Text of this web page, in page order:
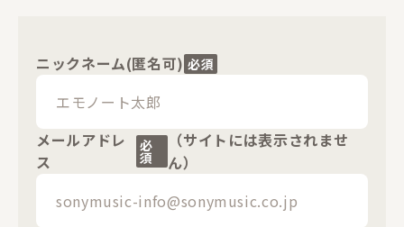
ニックネーム(匿名可) 必須
メールアドレ
ス
必
須
（サイトには表示されませ
ん）